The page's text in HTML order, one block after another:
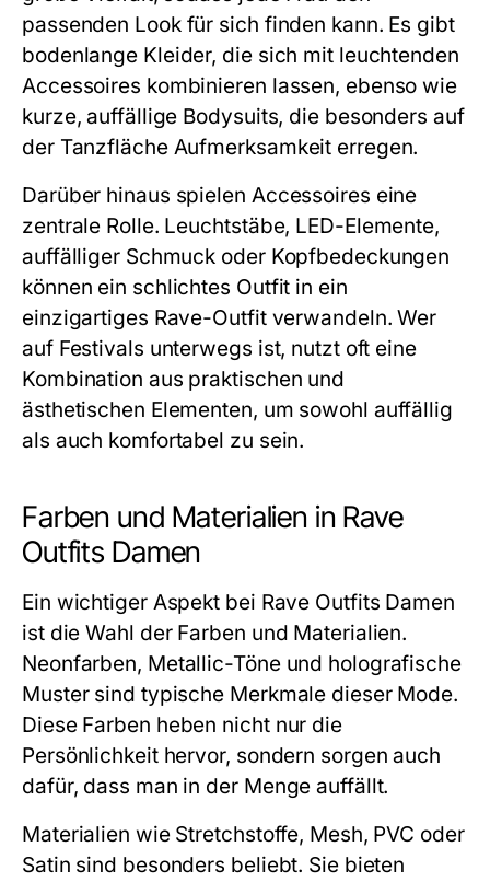
passenden Look für sich finden kann. Es gibt
bodenlange Kleider, die sich mit leuchtenden
Accessoires kombinieren lassen, ebenso wie
kurze, auffällige Bodysuits, die besonders auf
der Tanzfläche Aufmerksamkeit erregen.
Darüber hinaus spielen Accessoires eine
zentrale Rolle. Leuchtstäbe, LED-Elemente,
auffälliger Schmuck oder Kopfbedeckungen
können ein schlichtes Outfit in ein
einzigartiges Rave-Outfit verwandeln. Wer
auf Festivals unterwegs ist, nutzt oft eine
Kombination aus praktischen und
ästhetischen Elementen, um sowohl auffällig
als auch komfortabel zu sein.
Farben und Materialien in Rave
Outfits Damen
Ein wichtiger Aspekt bei Rave Outfits Damen
ist die Wahl der Farben und Materialien.
Neonfarben, Metallic-Töne und holografische
Muster sind typische Merkmale dieser Mode.
Diese Farben heben nicht nur die
Persönlichkeit hervor, sondern sorgen auch
dafür, dass man in der Menge auffällt.
Materialien wie Stretchstoffe, Mesh, PVC oder
Satin sind besonders beliebt. Sie bieten